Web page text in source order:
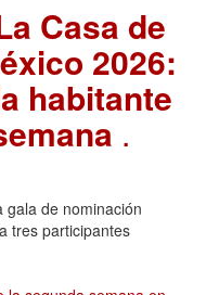
Casa de
2026:
habitante
.
gala de nominación
tres participantes